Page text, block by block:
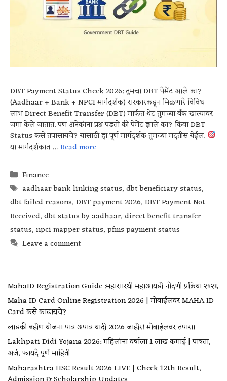
DBT Payment Status Check 2026: तुमचा DBT पेमेंट आले का?
(Aadhaar + Bank + NPCI मार्गदर्शक) सरकारकडून मिळणारे विविध
लाभ Direct Benefit Transfer (DBT) मार्फत थेट तुमच्या बँक खात्यावर
जमा केले जातात. पण अनेकांना प्रश्न पडतो की पेमेंट झाले का? किंवा DBT
Status कसे तपासायचे? यासाठी हा पूर्ण मार्गदर्शक तुमच्या मदतीस येईल.
या मार्गदर्शकात …Read more
Finance
aadhaar bank linking status,dbt beneficiary status,
dbt failed reasons,DBT payment 2026,DBT Payment Not
Received,dbt status by aadhaar,direct benefit transfer
status,npci mapper status,pfms payment status
Leave a comment
MahaID Registration Guide :महासारथी महाआयडी नोंदणी प्रक्रिया २०२६
Maha ID Card Online Registration 2026 | मोबाईलवर MAHA ID
Card कसे काढायचे?
लाडकी बहीण योजना पात्र अपात्र यादी 2026 जाहीर! मोबाईलवर तपासा
Lakhpati Didi Yojana 2026: महिलांना वर्षाला ₹1 लाख कमाई | पात्रता,
अर्ज, फायदे पूर्ण माहिती
Maharashtra HSC Result 2026 LIVE | Check 12th Result,